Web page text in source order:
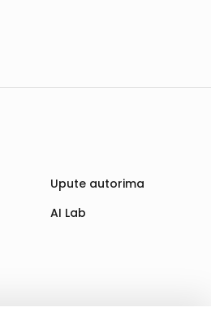
Upute autorima
AI Lab